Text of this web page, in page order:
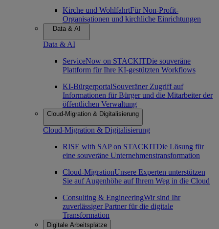
Kirche und WohlfahrtFür Non-Profit-
Organisationen und kirchliche Einrichtungen
Data & AI
Data & AI
ServiceNow on STACKITDie souveräne
Plattform für Ihre KI-gestützten Workflows
KI-BürgerportalSouveräner Zugriff auf
Informationen für Bürger und die Mitarbeiter der
öffentlichen Verwaltung
Cloud-Migration & Digitalisierung
Cloud-Migration & Digitalisierung
RISE with SAP on STACKITDie Lösung für
eine souveräne Unternehmenstransformation
Cloud-MigrationUnsere Experten unterstützen
Sie auf Augenhöhe auf Ihrem Weg in die Cloud
Consulting & EngineeringWir sind Ihr
zuverlässiger Partner für die digitale
Transformation
Digitale Arbeitsplätze